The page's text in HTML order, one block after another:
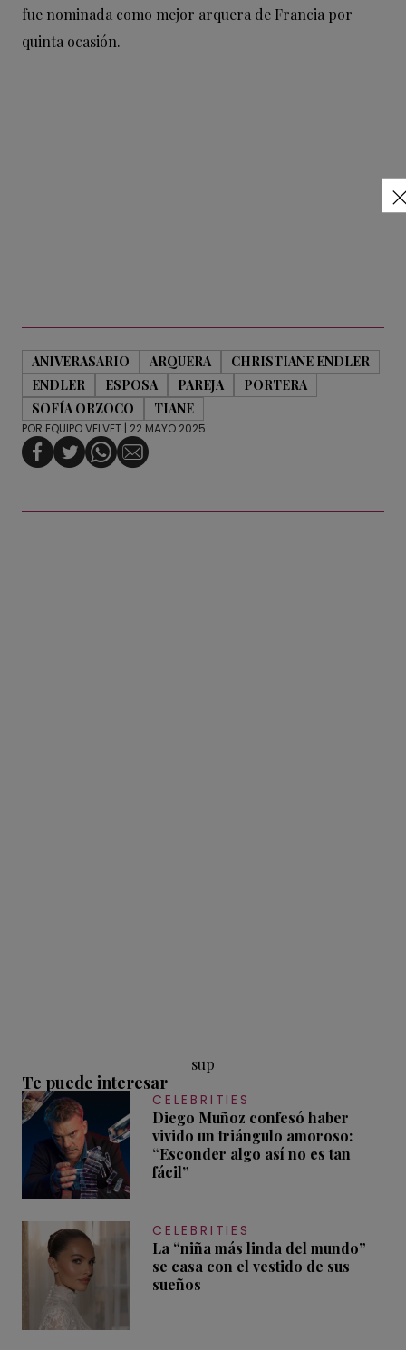
fue nominada como mejor arquera de Francia por
quinta ocasión.
ANIVERASARIO ARQUERA
CHRISTIANE ENDLER
ENDLER
ESPOSA PAREJA
PORTERA
SOFÍA ORZOCO
TIANE
POR EQUIPO VELVET | 22 MAYO 2025
sup
Te puede interesar
CELEBRITIES
Diego Muñoz confesó haber
vivido un triángulo amoroso:
“Esconder algo así no es tan
fácil”
CELEBRITIES
La “niña más linda del mundo”
se casa con el vestido de sus
sueños